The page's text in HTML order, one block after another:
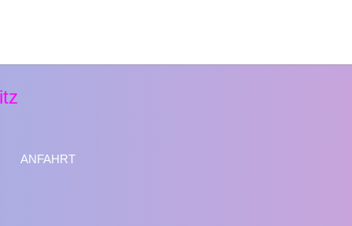
ANFAHRT